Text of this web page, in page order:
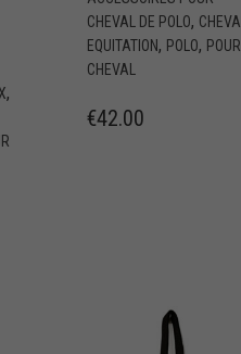
,
CHEVAL DE POLO, CHEVAL
EQUITATION, POLO, POUR
CHEVAL
€42.00